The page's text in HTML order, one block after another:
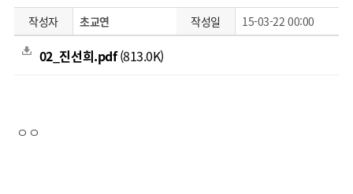
작성자 초교연 작성일 15-03-22 00:00
02_진선희.pdf(813.0K)
ㅇㅇ